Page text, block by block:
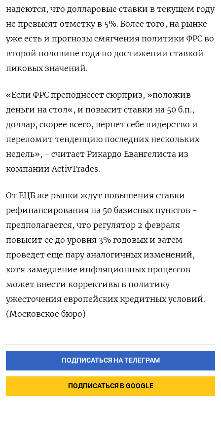
надеются, что долларовые ставки в текущем году
не превысят отметку в 5%. Более того, на рынке
уже есть и прогнозы смягчения политики ФРС во
второй половине года по достижении ставкой
пиковых значений.
«Если ФРС преподнесет сюрприз, »положив
деньги на стол«, и повысит ставки на 50 б.п.,
доллар, скорее всего, вернет себе лидерство и
переломит тенденцию последних нескольких
недель», - считает Рикардо Евангелиста из
компании ActivTrades.
От ЕЦБ же рынки ждут повышения ставки
рефинансирования на 50 базисных пунктов -
предполагается, что регулятор 2 февраля
повысит ее до уровня 3% годовых и затем
проведет еще пару аналогичных изменений,
хотя замедление инфляционных процессов
может внести коррективы в политику
ужесточения европейских кредитных условий.
(Московское бюро)
ПОДПИСАТЬСЯ НА ТЕЛЕГРАМ
ПОДПИСАТЬСЯ В GOOGLE